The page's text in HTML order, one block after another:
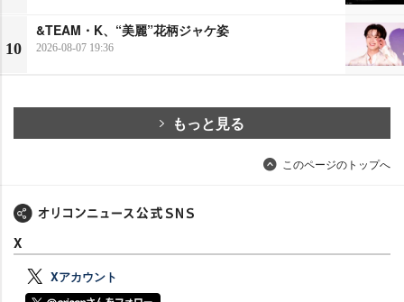
10
&TEAM・K、“美麗”花柄ジャケ姿
2026-08-07 19:36
もっと見る
このページのトップへ
X
Xアカウント